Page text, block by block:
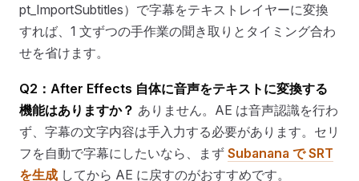
pt_ImportSubtitles）で字幕をテキストレイヤーに変換
すれば、1 文ずつの手作業の聞き取りとタイミング合わ
せを省けます。
Q2：After Effects 自体に音声をテキストに変換する
機能はありますか？ ありません。AE は音声認識を行わ
ず、字幕の文字内容は手入力する必要があります。セリ
フを自動で字幕にしたいなら、まず Subanana で SRT
を生成 してから AE に戻すのがおすすめです。